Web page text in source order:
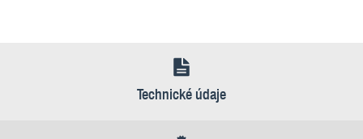
Technické údaje